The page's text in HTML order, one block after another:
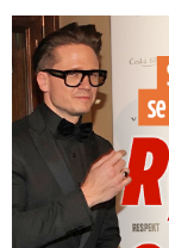
Šťastná